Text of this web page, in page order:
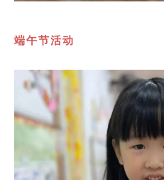
端午节活动